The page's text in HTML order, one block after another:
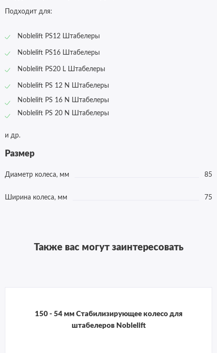
Подходит для:
Noblelift PS12 Штабелеры
Noblelift PS16 Штабелеры
Noblelift PS20 L Штабелеры
Noblelift PS 12 N Штабелеры
Noblelift PS 16 N Штабелеры
Noblelift PS 20 N Штабелеры
и др.
Размер
Диаметр колеса, мм 85
Ширина колеса, мм 75
Также вас могут заинтересовать
150 - 54 мм Стабилизирующее колесо для
штабелеров Noblelift